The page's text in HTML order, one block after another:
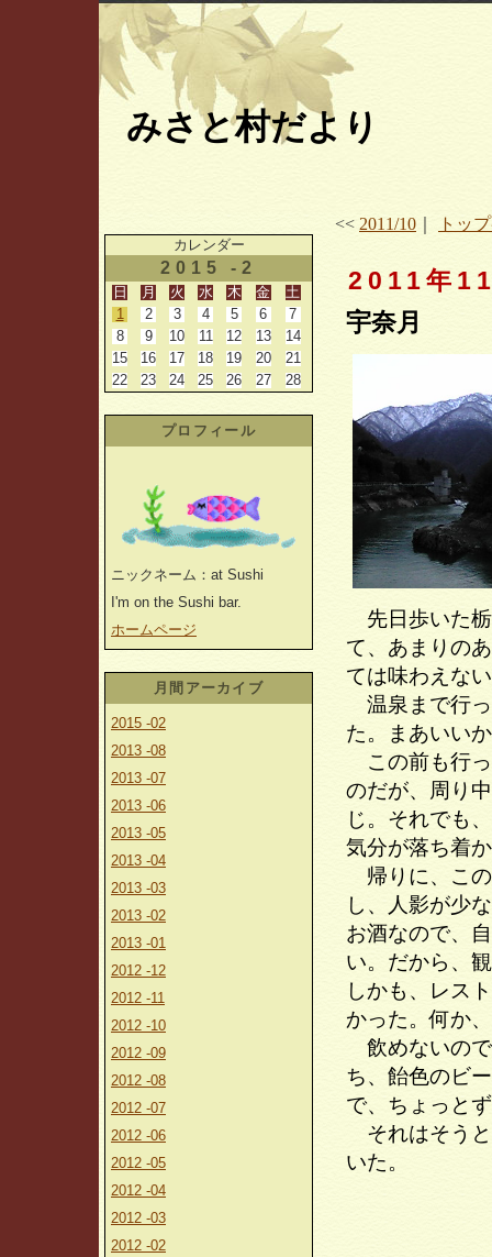
みさと村だより
カレンダー
2015 -2
日 月 火 水 木 金
土
1
2 3 4 5 6
7
8
9 10 11 12 13
14
15
16 17 18 19 20
21
22
23 24 25 26 27 28
プロフィール
ニックネーム：at Sushi
I'm on the Sushi bar.
ホームページ
月間アーカイブ
2015 -02
2013 -08
2013 -07
2013 -06
2013 -05
2013 -04
2013 -03
2013 -02
2013 -01
2012 -12
2012 -11
2012 -10
2012 -09
2012 -08
2012 -07
2012 -06
2012 -05
2012 -04
2012 -03
2012 -02
<< 2011/10 トッ
2011年
宇奈月
先日歩いた栃
て、あまりの
ては味わえな
温泉まで行っ
た。まあいい
この前も行っ
のだが、周り
じ。それでも
気分が落ち着
帰りに、この
し、人影が少
お酒なので、
い。だから、
しかも、レス
かった。何か
飲めないので
ち、飴色のビ
で、ちょっと
それはそうと
いた。